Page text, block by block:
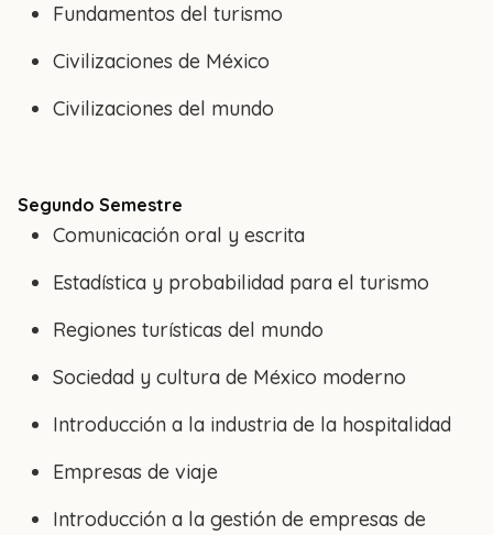
Fundamentos del turismo
Civilizaciones de México
Civilizaciones del mundo
Segundo Semestre
Comunicación oral y escrita
Estadística y probabilidad para el turismo
Regiones turísticas del mundo
Sociedad y cultura de México moderno
Introducción a la industria de la hospitalidad
Empresas de viaje
Introducción a la gestión de empresas de